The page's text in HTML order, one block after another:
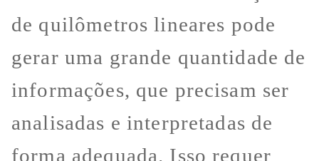
de quilômetros lineares pode
gerar uma grande quantidade de
informações, que precisam ser
analisadas e interpretadas de
forma adequada. Isso requer